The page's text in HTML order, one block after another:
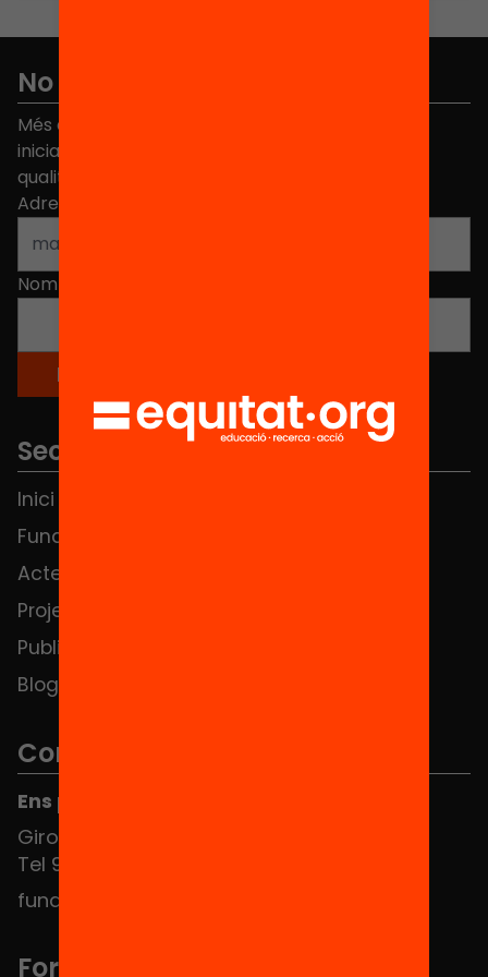
No et perdis res
Més de 40.000 persones ja han triat Equitat. Rep
iniciatives, propostes i projectes per millorar la
qualitat de l'educació a Catalunya.
Adreça electrònica
Nom
Seccions
Inici
Fundació
Actes
Projectes
Publicacions i vídeos
Blog
Contacte
Ens pots trobar al Hub Social
Girona 34, interior 08010 Barcelona
Tel 934 588 700
fundacio@equitat.org
Formem part de...